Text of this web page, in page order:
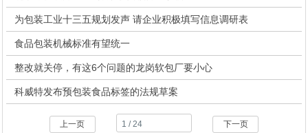
为包装工业十三五规划发声 请企业积极填写信息调研表
食品包装机械标准有望统一
整改就关停，有这6个问题的龙岗软包厂要小心
科威特发布预包装食品标签的法规草案
上一页 下一页